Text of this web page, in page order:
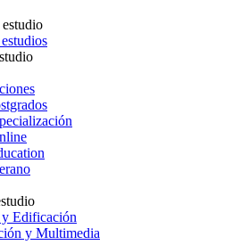
Edificación
y Multimedia